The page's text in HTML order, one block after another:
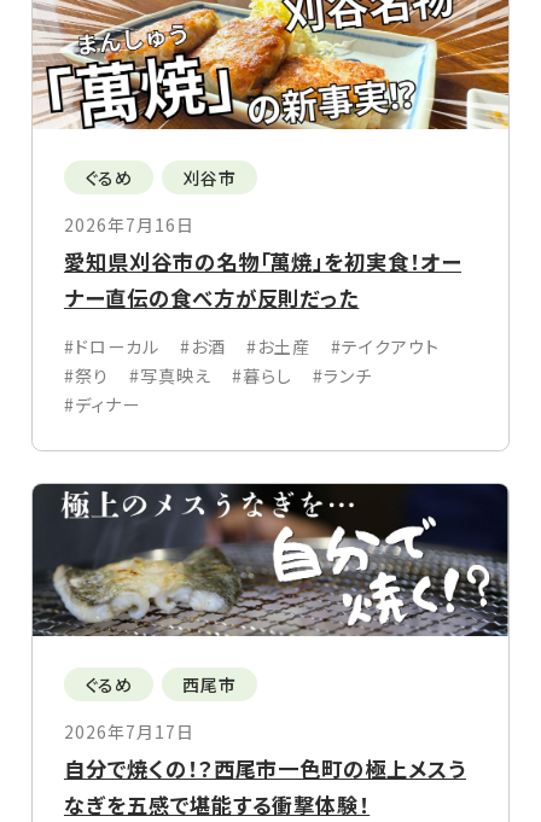
ぐるめ
刈谷市
2026年7月16日
愛知県刈谷市の名物「萬焼」を初実食！オー
ナー直伝の食べ方が反則だった
#ドローカル #お酒 #お土産
#テイクアウト
#祭り
#写真映え #暮らし
#ランチ
#ディナー
ぐるめ
西尾市
2026年7月17日
自分で焼くの！？西尾市一色町の極上メスう
なぎを五感で堪能する衝撃体験！